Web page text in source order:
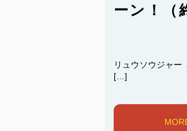
ーン！（
リュウソウジャ
[…]